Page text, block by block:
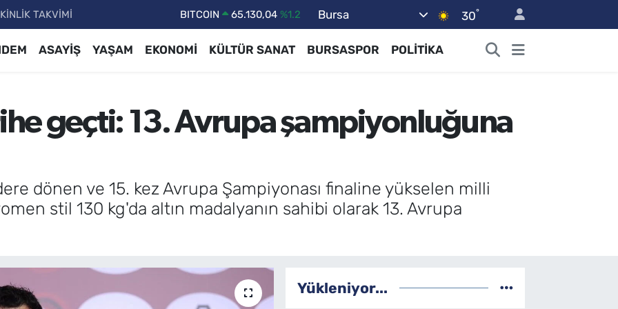
TAKVİMİ DOLAR 47,7106 %0.17
BİST100
13.773
%-19
65.130,04 %1.2
Bursa 30°
ASAYİŞ YAŞAM EKONOMİ KÜLTÜR SANAT BURSASPOR POLİTİKA
geçti: 13. Avrupa şampiyonluğuna
dönen ve 15. kez Avrupa Şampiyonası finaline yükselen milli
stil 130 kg'da altın madalyanın sahibi olarak 13. Avrupa
Yükleniyor...